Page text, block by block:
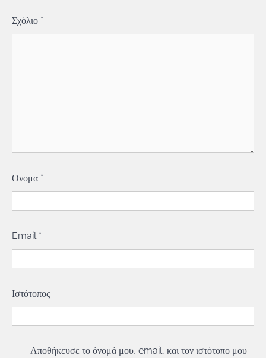
Σχόλιο *
Όνομα *
Email *
Ιστότοπος
Αποθήκευσε το όνομά μου, email, και τον ιστότοπο μου